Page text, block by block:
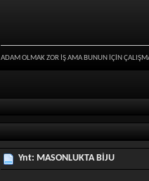
ADAM OLMAK ZOR İŞ AMA BUNUN İÇİN
Ynt: MASONLUKTA BİJU